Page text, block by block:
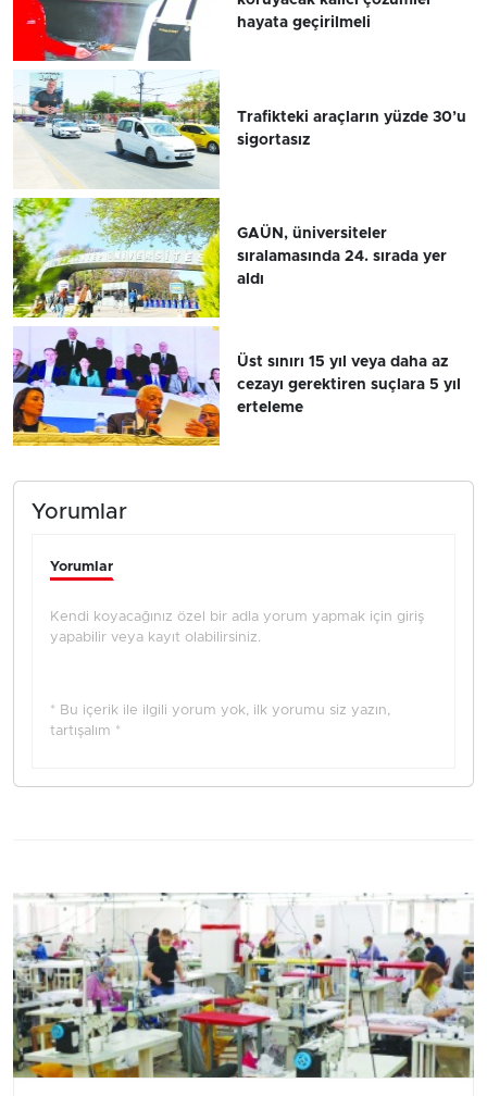
hayata geçirilmeli
Trafikteki araçların yüzde 30’u
sigortasız
GAÜN, üniversiteler
sıralamasında 24. sırada yer
aldı
Üst sınırı 15 yıl veya daha az
cezayı gerektiren suçlara 5 yıl
erteleme
Yorumlar
Yorumlar
Kendi koyacağınız özel bir adla yorum yapmak için giriş
yapabilir veya kayıt olabilirsiniz.
* Bu içerik ile ilgili yorum yok, ilk yorumu siz yazın,
tartışalım *